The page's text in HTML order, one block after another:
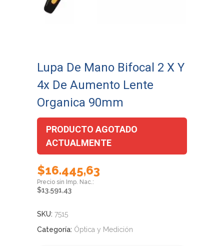
Lupa De Mano Bifocal 2 X Y
4x De Aumento Lente
Organica 90mm
PRODUCTO AGOTADO
ACTUALMENTE
$16.445,63
$13.591,43
SKU: 7515
Categoría: Óptica y Medición